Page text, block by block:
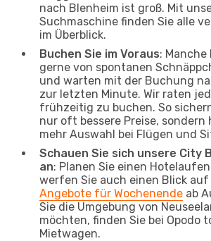
nach Blenheim ist groß. Mit
Suchmaschine finden Sie alle
im Überblick.
Buchen Sie im Voraus: Manche
gerne von spontanen
und warten mit der Buchung
zur letzten Minute. Wir raten
frühzeitig zu buchen. So
nur oft bessere Preise, sondern
mehr Auswahl bei Flügen und
Schauen Sie sich unsere City
an: Planen Sie einen
werfen Sie auch einen Blick auf
Angebote für Wochenende ab
Sie die Umgebung von
möchten, finden Sie bei Opodo
Mietwagen.